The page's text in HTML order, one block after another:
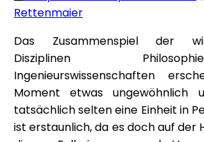
Rettenmaier
Das Zusammenspiel der
Disziplinen
Ingenieurswissenschaften
Moment etwas ungewöhnlich
tatsächlich selten eine Einheit in
ist erstaunlich, da es doch auf der